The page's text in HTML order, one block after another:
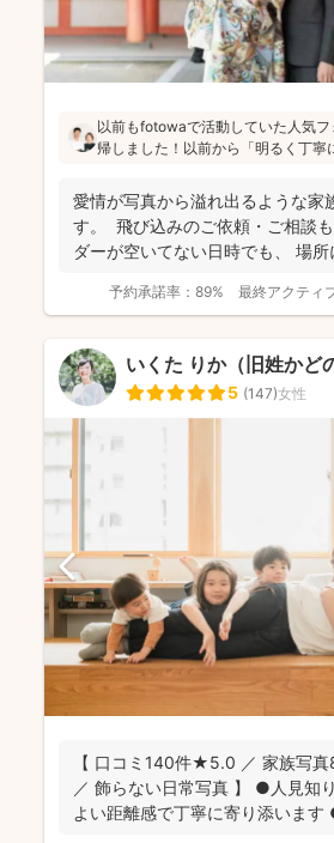
以前もfotowaで活動していた人気
帰しました！以前から「明るく丁寧
と好評です♪特にニューボーンフォ
し、クオリティ高いお写真をお届け
愛情が写真から溢れ出るような家
す。 飛び込みのご依頼・ご相談
ダーが空いてない日時でも、 場所
予約承諾率： 89% 最終アクティ
いくた りか（旧姓かど
5 (147)女性
【 口コミ140件★5.0 ／ 家族写
／ 飾らない日常写真 】 ●人見知
よい距離感で丁寧に寄り添います